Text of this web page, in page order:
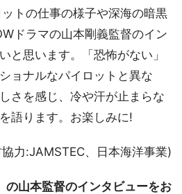
トの仕事の様子や深海の暗黒
ドラマの山本剛義監督のイン
と思います。「恐怖がない」
ョナルなパイロットと異な
さを感じ、冷や汗が止まらな
語ります。お楽しみに!
力:JAMSTEC、日本海洋事業)
の山本監督のインタビューをお